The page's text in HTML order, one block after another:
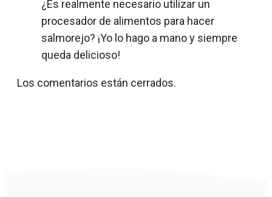
¿Es realmente necesario utilizar un
procesador de alimentos para hacer
salmorejo? ¡Yo lo hago a mano y siempre
queda delicioso!
Los comentarios están cerrados.